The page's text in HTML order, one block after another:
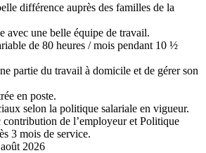
différence auprès des familles de la
avec une belle équipe de travail.
de 80 heures / mois pendant 10 ½
partie du travail à domicile et de gérer son
en poste.
selon la politique salariale en vigueur.
contribution de l’employeur et Politique
3 mois de service.
2026